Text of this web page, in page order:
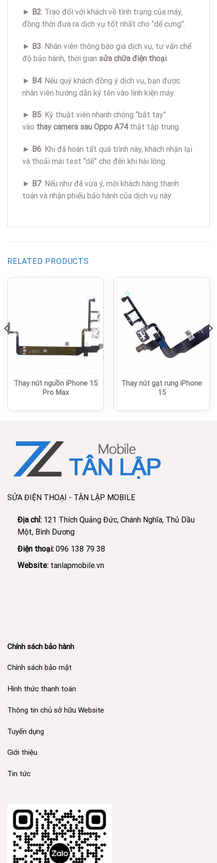
► B2: Trao đổi với khách về tình trạng của máy,
đồng thời đưa ra dịch vụ tốt nhất cho “dế cưng”.
► B3: Nhân viên thông báo giá dịch vụ, tư vấn chế
độ bảo hành, thời gian sửa chữa điện thoại.
► B4: Nếu quý khách đồng ý dịch vụ, bạn được
nhân viên hướng dẫn ký tên vào linh kiện máy.
► B5: Kỹ thuật viên nhanh chóng “bắt tay”
vào thay camera sau Oppo A74thật tập trung.
► B6: Khi đã hoàn tất quá trình này, khách nhận lại
và thoải mái test “dế” cho đến khi hài lòng.
► B7: Nếu như đã vừa ý, mời khách hàng thanh
toán và nhận phiếu bảo hành của dịch vụ này.
RELATED PRODUCTS
Thay nút nguồn iPhone 15
Pro Max
Thay nút gạt rung iPhone
15
SỬA ĐIỆN THOẠI - TÂN LẬP MOBILE
Địa chỉ: 121 Thích Quảng Đức, Chánh Nghĩa, Thủ Dầu
Một, Bình Dương
Điện thoại: 096 138 79 38
Website: tanlapmobile.vn
Chính sách bảo hành
Chính sách bảo mật
Hình thức thanh toán
Thông tin chủ sở hữu Website
Tuyển dụng
Giới thiệu
Tin tức